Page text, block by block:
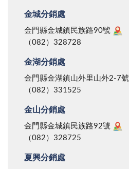
金城分銷處
金門縣金城鎮民族路90號
（082）328728
金湖分銷處
金門縣金湖鎮山外里山外2-7號
（082）331525
金山分銷處
金門縣金城鎮民族路92號
（082）328725
夏興分銷處